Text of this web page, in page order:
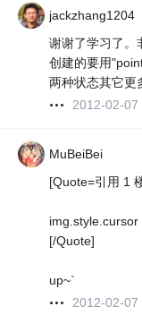
jackzhang1204
谢谢了学习了。
创建的要用
两种状态其它更
2012-02-07
MuBeiBei
[Quote=引用 1
img.style.cursor
[/Quote]
up~`
2012-02-07